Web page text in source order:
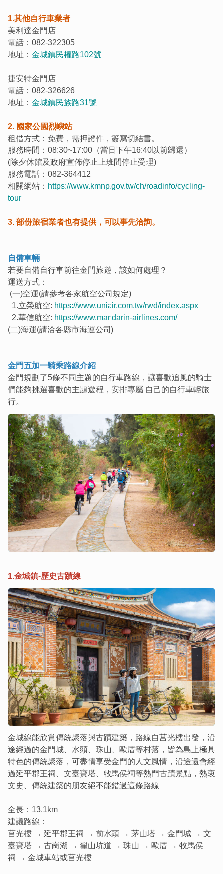
1.其他自行車業者
美利達金門店
電話：082-322305
地址： 金城鎮民權路102號
捷安特金門店
電話：082-326626
地址： 金城鎮民族路31號
2. 國家公園烈嶼站
租借方式：免費，需押證件，簽寫切結書。
服務時間：08:30~17:00（當日下午16:40以前歸還）
(除夕休館及政府宣佈停止上班間停止受理)
服務電話：082-364412
相關網站： https://www.kmnp.gov.tw/ch/roadinfo/cycling-
tour
3. 部份旅宿業者也有提供，可以事先洽詢。
自備車輛
若要自備自行車前往金門旅遊，該如何處理？
運送方式：
(一)空運(請參考各家航空公司規定)
1.立榮航空: https://www.uniair.com.tw/rwd/index.aspx
2.華信航空: https://www.mandarin-airlines.com/
(二)海運(請洽各縣市海運公司)
金門五加一騎乘路線介紹
金門規劃了5條不同主題的自行車路線，讓喜歡追風的騎士
們能夠挑選喜歡的主題遊程，安排專屬 自己的自行車輕旅
行。
1.金城鎮-歷史古蹟線
金城線能欣賞傳統聚落與古蹟建築，路線自莒光樓出發，沿
途經過的金門城、水頭、珠山、歐厝等村落，皆為島上極具
特色的傳統聚落，可盡情享受金門的人文風情，沿途還會經
過延平郡王祠、文臺寶塔、牧馬侯祠等熱門古蹟景點，熱衷
文史、傳統建築的朋友絕不能錯過這條路線
全長：13.1km
建議路線：
莒光樓 → 延平郡王祠 → 前水頭 → 茅山塔 → 金門城 → 文
臺寶塔 → 古崗湖 → 翟山坑道 → 珠山 → 歐厝 → 牧馬侯
祠 → 金城車站或莒光樓